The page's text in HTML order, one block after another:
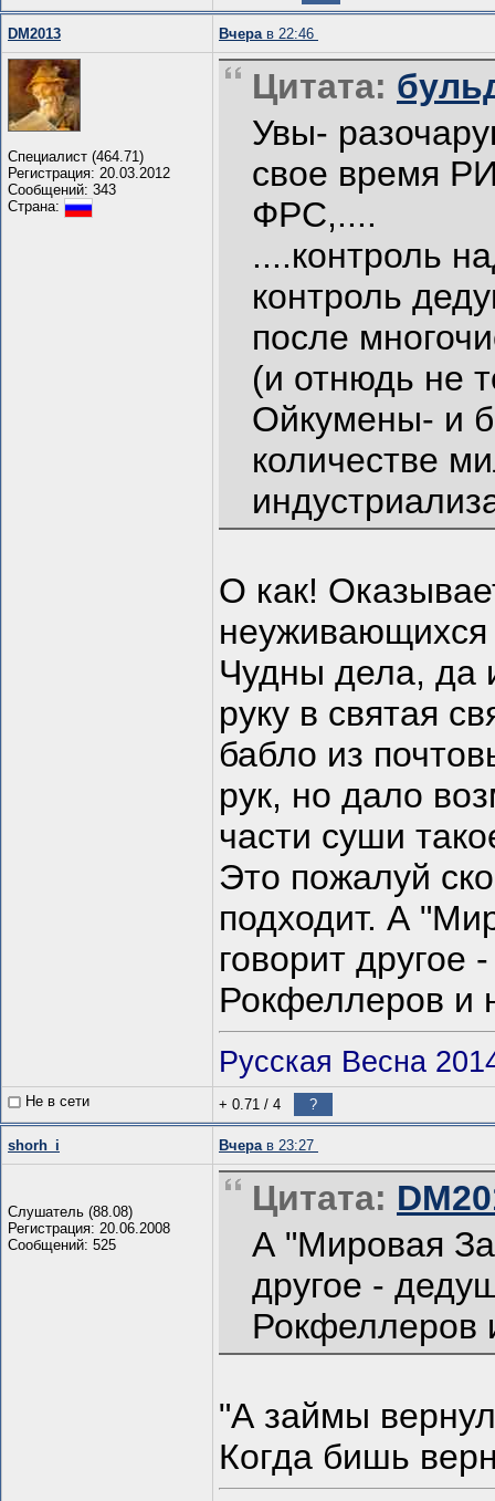
DM2013 Вчерав 22:46
Специалист (464.71)
Регистрация: 20.03.2012
Сообщений: 343
Страна:
Цитата:
Увы-
свое время
ФРС,....
....контроль
контроль
после
(и отнюдь не
Ойкумены- и
количестве
О как!
Чудны дела, да
руку в святая
бабло из
рук, но дало
части суши
Это пожалуй
подходит. А
говорит
Рокфеллеров и
Русская Весна
Не в сети + 0.71 / 4 ?
shorh_i Вчерав 23:27
Слушатель (88.08)
Регистрация: 20.06.2008
Сообщений: 525
Цитата:
А "Мировая
другое -
Рокфеллеров
"А займы
Когда бишь